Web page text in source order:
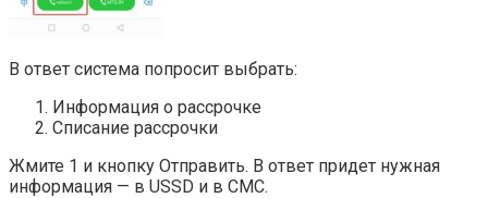
В ответ система попросит выбрать:
Информация о рассрочке
Списание рассрочки
Жмите 1 и кнопку Отправить. В ответ придет нужная
информация — в USSD и в СМС.